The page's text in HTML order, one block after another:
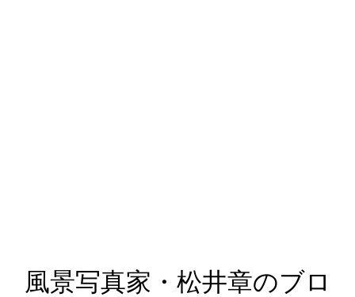
風景写真家・松井章のブロ